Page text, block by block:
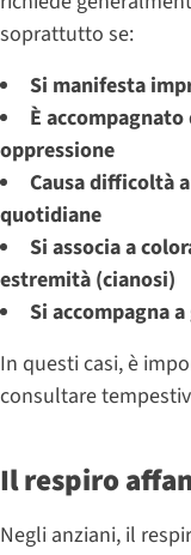
soprattutto se:
Si manifesta
È
oppressione
Causa difficoltà
quotidiane
Si associa a
estremità (cianosi)
Si accompagna
In questi casi, è
consultare
Il respiro
Negli anziani, il